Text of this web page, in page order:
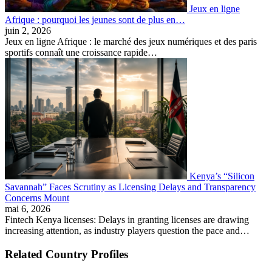
Jeux en ligne
Afrique : pourquoi les jeunes sont de plus en…
juin 2, 2026
Jeux en ligne Afrique : le marché des jeux numériques et des paris
sportifs connaît une croissance rapide…
Kenya’s “Silicon
Savannah” Faces Scrutiny as Licensing Delays and Transparency
Concerns Mount
mai 6, 2026
Fintech Kenya licenses: Delays in granting licenses are drawing
increasing attention, as industry players question the pace and…
Related Country Profiles